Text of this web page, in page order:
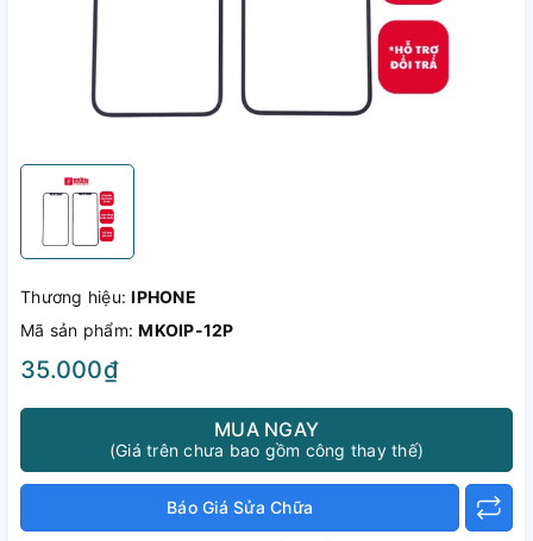
Thương hiệu:IPHONE
Mã sản phẩm:MKOIP-12P
35.000₫
MUA NGAY
(Giá trên chưa bao gồm công thay thế)
Báo Giá Sửa Chữa